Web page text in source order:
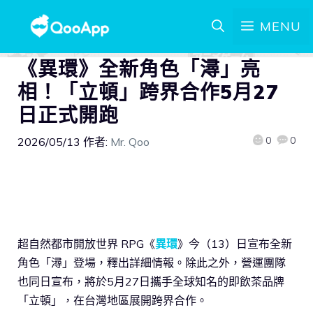
MENU
《異環》全新角色「潯」亮
相！「立頓」跨界合作5月27
日正式開跑
2026/05/13 作者: Mr. Qoo 0 0
超自然都市開放世界 RPG《異環》今（13）日宣布全新
角色「潯」登場，釋出詳細情報。除此之外，營運團隊
也同日宣布，將於5月27日攜手全球知名的即飲茶品牌
「立頓」，在台灣地區展開跨界合作。